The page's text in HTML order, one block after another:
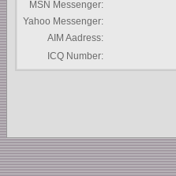
MSN Messenger:
Yahoo Messenger:
AIM Aadress:
ICQ Number: